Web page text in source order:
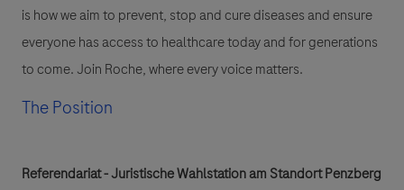
is how we aim to prevent, stop and cure diseases and ensure
everyone has access to healthcare today and for generations
to come. Join Roche, where every voice matters.
The Position
Referendariat - Juristische Wahlstation am Standort Penzberg